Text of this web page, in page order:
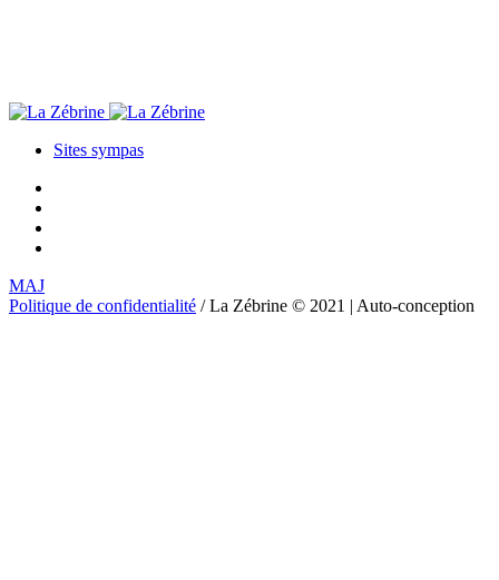
Sites sympas
MAJ
Politique de confidentialité / La Zébrine © 2021 | Auto-conception